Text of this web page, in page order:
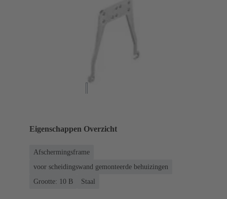
Eigenschappen Overzicht
Afschermingsframe
voor scheidingswand gemonteerde behuizingen
Grootte: 10 B
Staal